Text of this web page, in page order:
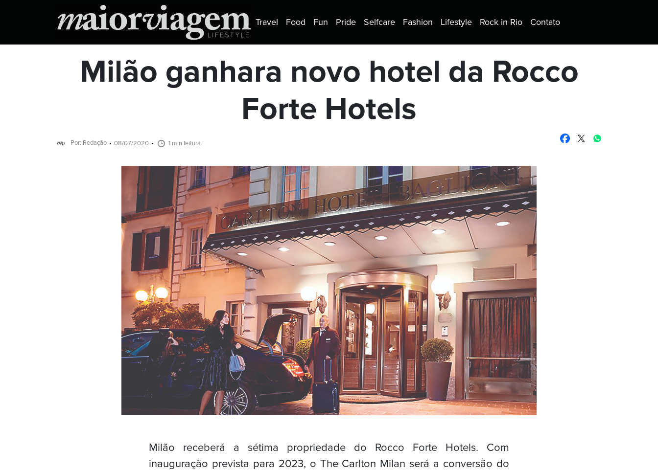
Travel Food Fun Pride Selfcare Fashion Lifestyle Rock in Rio Contato
Milão ganhara novo hotel da Rocco
Forte Hotels
Por: Redação 08/07/2020 1 min leitura
Milão receberá a sétima propriedade do Rocco Forte Hotels. Com
inauguração prevista para 2023, o The Carlton Milan será a conversão do